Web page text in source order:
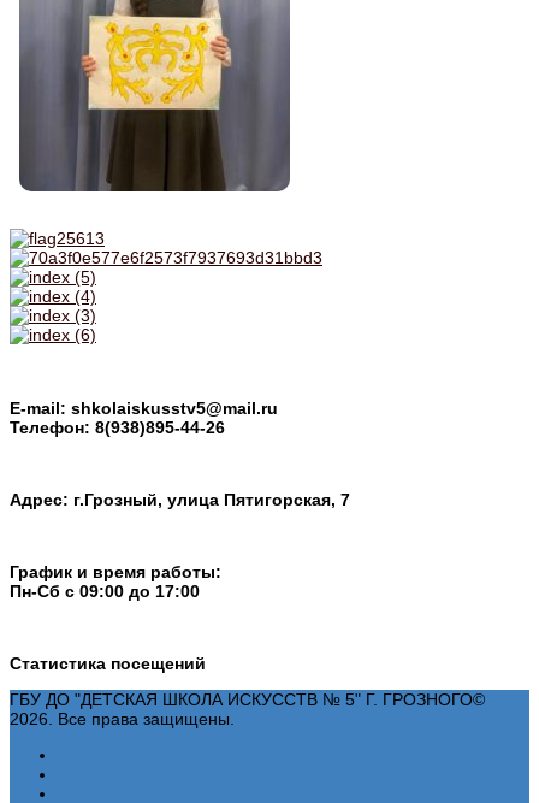
E-mail: shkolaiskusstv5@mail.ru
Телефон: 8(938)895-44-26
Адрес: г.Грозный, улица Пятигорская, 7
График и время работы:
Пн-Cб с 09:00 до 17:00
Статистика посещений
ГБУ ДО "ДЕТСКАЯ ШКОЛА ИСКУССТВ № 5" Г. ГРОЗНОГО©
2026. Все права защищены.